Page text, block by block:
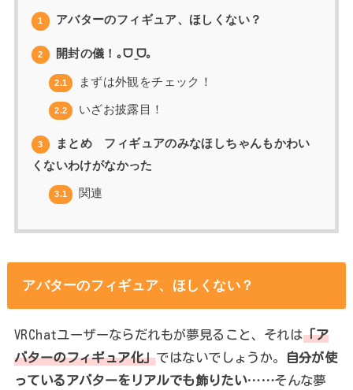
1 アバターのフィギュア、ほしくない？
2 開封の儀！｡ᗜ ̫ᗜ｡
2.1 まずは外観をチェック！
2.2 いざお披露目！
3
まとめ フィギュアのみなほしちゃんもかわい
くないわけがなかった
3.1 関連
アバターのフィギュア、ほしくない？
VRChatユーザーならだれもが夢見ること、それは「ア
バターのフィギュア化」ではないでしょうか。
自分が使
っているアバターをリアルでも飾りたい……そんな夢